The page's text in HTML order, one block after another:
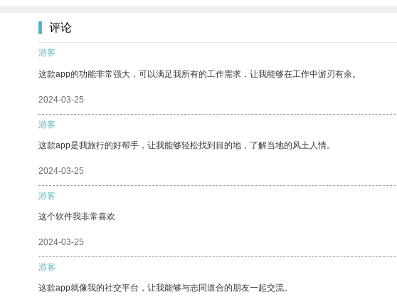
评论
游客
这款app的功能非常强大，可以满足我所有的工作需求，让我能够在工作中游刃有余。
2024-03-25
游客
这款app是我旅行的好帮手，让我能够轻松找到目的地，了解当地的风土人情。
2024-03-25
游客
这个软件我非常喜欢
2024-03-25
游客
这款app就像我的社交平台，让我能够与志同道合的朋友一起交流。